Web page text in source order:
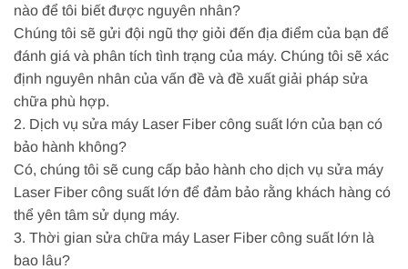
nào để tôi biết được nguyên nhân?
Chúng tôi sẽ gửi đội ngũ thợ giỏi đến địa điểm của bạn để
đánh giá và phân tích tình trạng của máy. Chúng tôi sẽ xác
định nguyên nhân của vấn đề và đề xuất giải pháp sửa
chữa phù hợp.
2. Dịch vụ sửa máy Laser Fiber công suất lớn của bạn có
bảo hành không?
Có, chúng tôi sẽ cung cấp bảo hành cho dịch vụ sửa máy
Laser Fiber công suất lớn để đảm bảo rằng khách hàng có
thể yên tâm sử dụng máy.
3. Thời gian sửa chữa máy Laser Fiber công suất lớn là
bao lâu?